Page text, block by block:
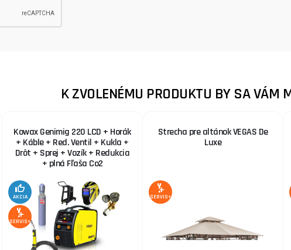
K ZVOLENÉMU PRODUKTU BY SA VÁM
Kowax Genimig 220 LCD + Horák
+ Káble + Red. Ventil + Kukla +
Drôt + Sprej + Vozík + Redukcia
+ plná Fľaša Co2
AKCIA
SERVIS+
Strecha pre altánok VEGAS De
Luxe
SERVIS+